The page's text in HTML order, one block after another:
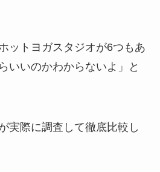
ットヨガスタジオが6つもあ
いいのかわからないよ」と
実際に調査して徹底比較し